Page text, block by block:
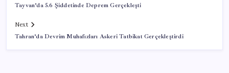
Tayvan’da 5.6 Şiddetinde Deprem Gerçekleşti
Next
Tahran’da Devrim Muhafızları Askeri Tatbikat Gerçekleştirdi